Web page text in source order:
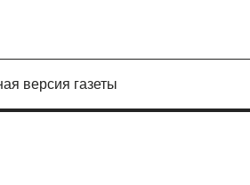
версия газеты